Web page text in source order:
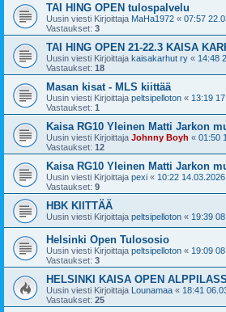
TAI HING OPEN tulospalvelu
Uusin viesti Kirjoittaja MaHa1972 « 07:57
Vastaukset: 3
TAI HING OPEN 21-22.3 KAISA
Uusin viesti Kirjoittaja kaisakarhut ry « 14:48
Vastaukset: 18
Masan kisat - MLS kiittää
Uusin viesti Kirjoittaja peltsipelloton « 13:19
Vastaukset: 1
Kaisa RG10 Yleinen Matti Jarkon
Uusin viesti Kirjoittaja Johnny Boyh « 01:50
Vastaukset: 12
Kaisa RG10 Yleinen Matti Jarkon
Uusin viesti Kirjoittaja pexi « 10:22 14.03.2026
Vastaukset: 9
HBK KIITTÄÄ
Uusin viesti Kirjoittaja peltsipelloton « 19:39
Helsinki Open Tulososio
Uusin viesti Kirjoittaja peltsipelloton « 19:09
Vastaukset: 3
HELSINKI KAISA OPEN
Uusin viesti Kirjoittaja Lounamaa « 18:41
Vastaukset: 25